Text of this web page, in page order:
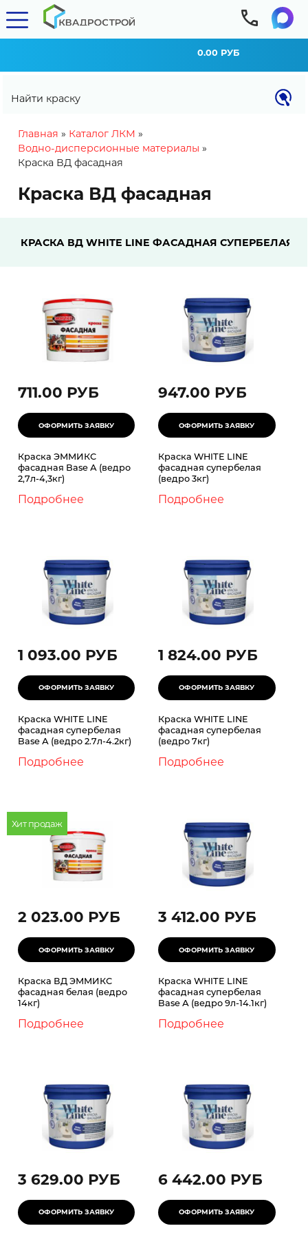
Найти краску
0.00 РУБ
You are here
Главная » Каталог ЛКМ »
Водно-дисперсионные материалы »
Краска ВД фасадная
Краска ВД фасадная
КРАСКА ВД WHITE LINE ФАСАДНАЯ СУПЕРБЕЛАЯ
711.00 РУБ
Краска ЭММИКС
фасадная Base А (ведро
2,7л-4,3кг)
Подробнее
947.00 РУБ
Краска WHITE LINE
фасадная супербелая
(ведро 3кг)
Подробнее
1 093.00 РУБ
Краска WHITE LINE
фасадная супербелая
Base А (ведро 2.7л-4.2кг)
Подробнее
1 824.00 РУБ
Краска WHITE LINE
фасадная супербелая
(ведро 7кг)
Подробнее
2 023.00 РУБ
Краска ВД ЭММИКС
фасадная белая (ведро
14кг)
Подробнее
Хит продаж
3 412.00 РУБ
Краска WHITE LINE
фасадная супербелая
Base А (ведро 9л-14.1кг)
Подробнее
3 629.00 РУБ 6 442.00 РУБ